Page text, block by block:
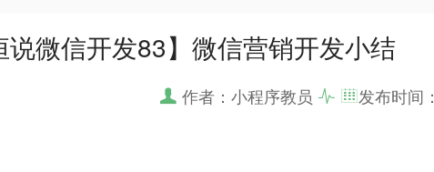
说微信开发83】微信营销开发小结
作者：小程序教员 发布时间：